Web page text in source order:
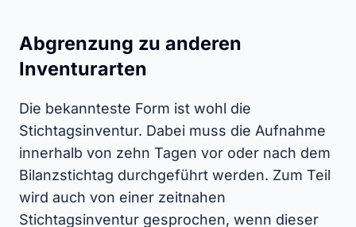
Abgrenzung zu anderen
Inventurarten
Die bekannteste Form ist wohl die
Stichtagsinventur. Dabei muss die Aufnahme
innerhalb von zehn Tagen vor oder nach dem
Bilanzstichtag durchgeführt werden. Zum Teil
wird auch von einer zeitnahen
Stichtagsinventur gesprochen, wenn dieser